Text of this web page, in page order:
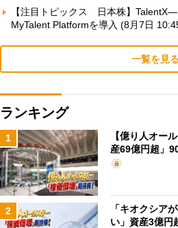
【注目トピックス 日本株】
MyTalent Platformを導入 (8月7日
一覧を見る
ランキング
1
【億り人オー
産69億円超」
2
「キオクシア
い」資産3億円